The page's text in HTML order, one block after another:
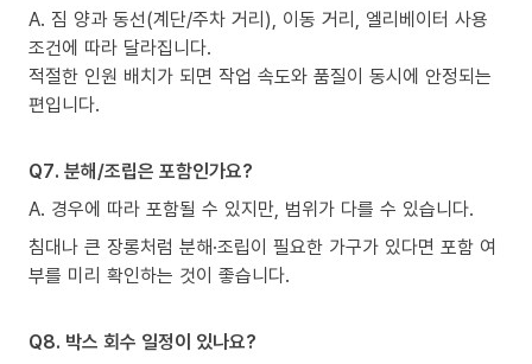
A. 짐 양과 동선(계단/주차 거리), 이동 거리, 엘리베이터 사용
조건에 따라 달라집니다.
적절한 인원 배치가 되면 작업 속도와 품질이 동시에 안정되는
편입니다.
Q7. 분해/조립은 포함인가요?
A. 경우에 따라 포함될 수 있지만, 범위가 다를 수 있습니다.
침대나 큰 장롱처럼 분해·조립이 필요한 가구가 있다면 포함 여
부를 미리 확인하는 것이 좋습니다.
Q8. 박스 회수 일정이 있나요?